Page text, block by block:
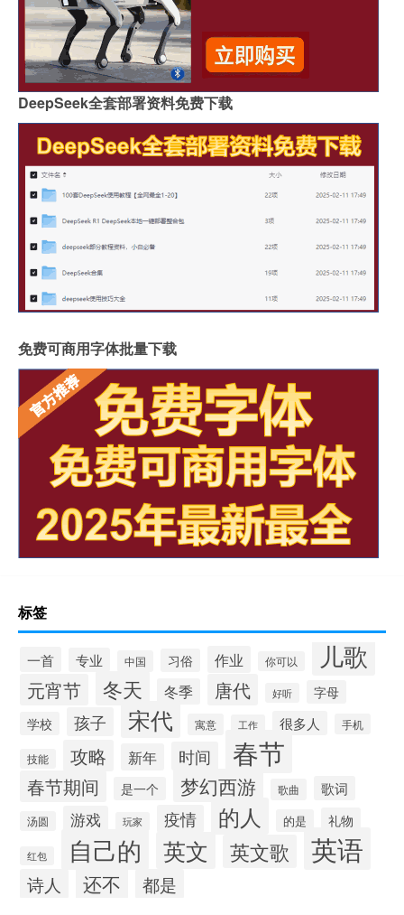
DeepSeek全套部署资料免费下载
免费可商用字体批量下载
标签
一首 专业 中国 习俗 作业 你可以 儿歌
元宵节 冬天 冬季 唐代 好听
字母
学校
孩子 宋代 寓意 工作 很多人 手机
技能 攻略 新年 时间 春节
春节期间 是一个 梦幻西游 歌曲 歌词
汤圆 游戏 玩家 疫情 的人 的是 礼物
红包 自己的 英文 英文歌 英语
诗人 还不 都是